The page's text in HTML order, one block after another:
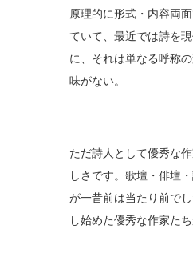
原理的に形式・内容両
ていて、最近では詩を
に、それは単なる呼称
味がない。
ただ詩人として優秀な
しさです。歌壇・俳壇
が一昔前は当たり前で
し始めた優秀な作家た